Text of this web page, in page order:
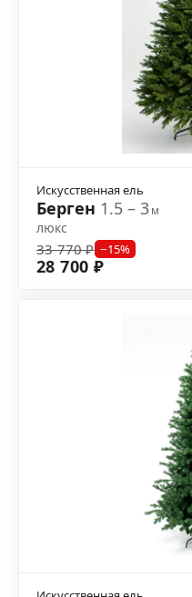
Искусственная ель
Берген 1.5 – 3м
люкс
33 770 ₽ −15%
28 700 ₽